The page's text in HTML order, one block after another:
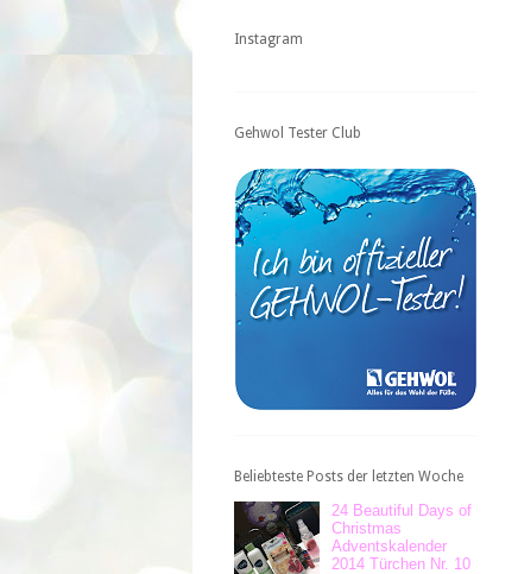
Instagram
Gehwol Tester Club
Beliebteste Posts der letzten Woche
24 Beautiful Days of
Christmas
Adventskalender
2014 Türchen Nr. 10